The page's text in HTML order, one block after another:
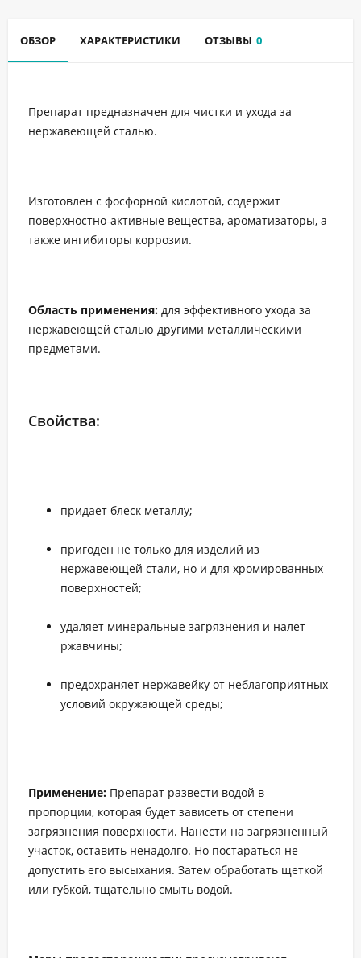
ОБЗОР ХАРАКТЕРИСТИКИ ОТЗЫВЫ 0
Препарат предназначен для чистки и ухода за
нержавеющей сталью.
Изготовлен с фосфорной кислотой, содержит
поверхностно-активные вещества, ароматизаторы, а
также ингибиторы коррозии.
Область применения: для эффективного ухода за
нержавеющей сталью другими металлическими
предметами.
Свойства:
придает блеск металлу;
пригоден не только для изделий из
нержавеющей стали, но и для хромированных
поверхностей;
удаляет минеральные загрязнения и налет
ржавчины;
предохраняет нержавейку от неблагоприятных
условий окружающей среды;
Применение: Препарат развести водой в
пропорции, которая будет зависеть от степени
загрязнения поверхности. Нанести на загрязненный
участок, оставить ненадолго. Но постараться не
допустить его высыхания. Затем обработать щеткой
или губкой, тщательно смыть водой.